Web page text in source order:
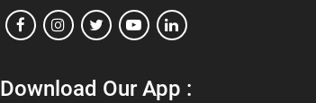
Download Our App :